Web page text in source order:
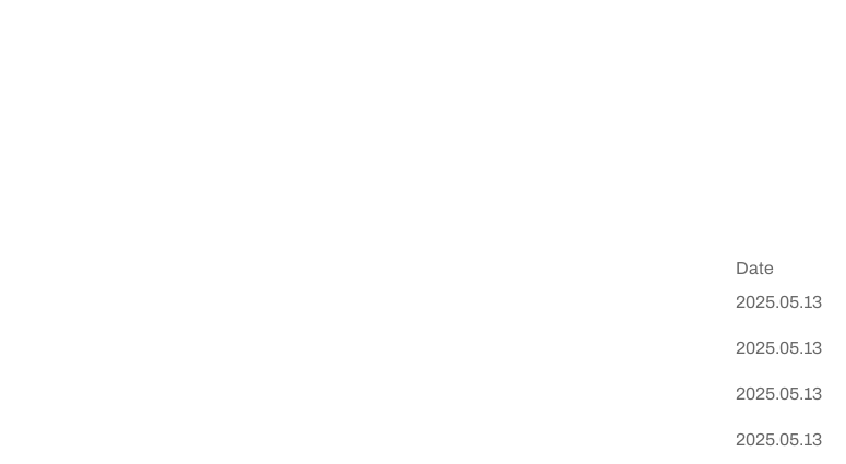
Date
2025.05.13
2025.05.13
2025.05.13
2025.05.13